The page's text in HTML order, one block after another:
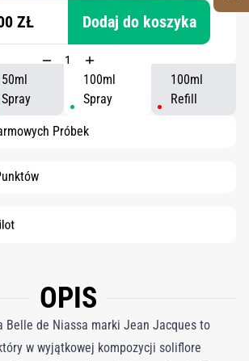
ZŁ Dodaj do koszyka
50ml
Spray
100ml
Spray
100ml
Refill
Próbek
OPIS
Belle de Niassa marki Jean Jacques to
w wyjątkowej kompozycji soliflore